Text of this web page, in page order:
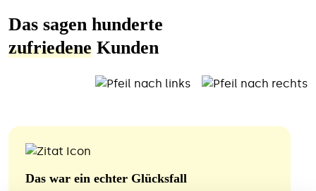
Das sagen hunderte
zufriedene Kunden
Das war ein echter Glücksfall